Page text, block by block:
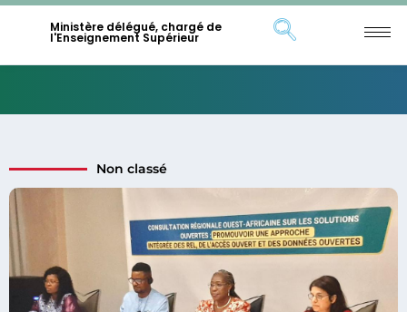
Ministère délégué, chargé de
l'Enseignement Supérieur
Non classé